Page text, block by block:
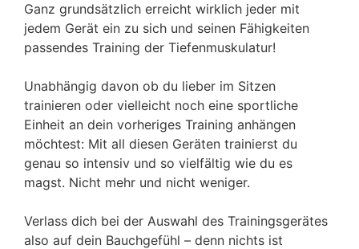
Ganz grundsätzlich erreicht wirklich jeder mit
jedem Gerät ein zu sich und seinen Fähigkeiten
passendes Training der Tiefenmuskulatur!
Unabhängig davon ob du lieber im Sitzen
trainieren oder vielleicht noch eine sportliche
Einheit an dein vorheriges Training anhängen
möchtest: Mit all diesen Geräten trainierst du
genau so intensiv und so vielfältig wie du es
magst. Nicht mehr und nicht weniger.
Verlass dich bei der Auswahl des Trainingsgerätes
also auf dein Bauchgefühl – denn nichts ist